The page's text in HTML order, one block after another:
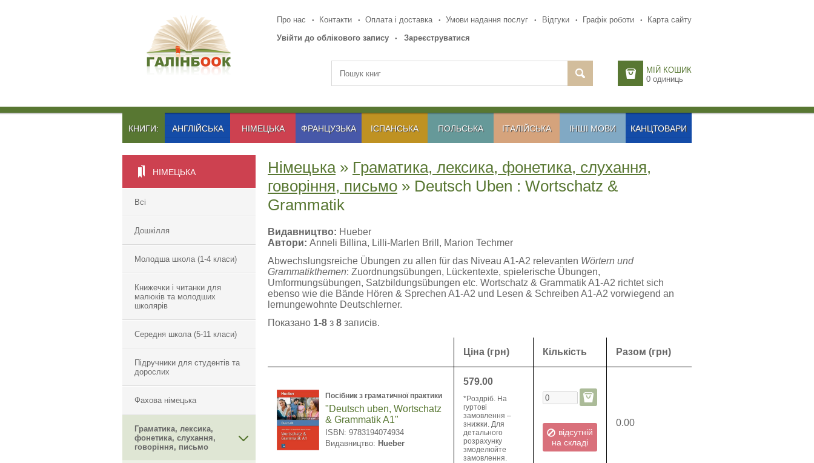
Про нас Контакти Оплата і доставка Умови надання послуг Відгуки Графік роботи
Карта сайту
Увійти до облікового запису
Зареєструватися
МІЙ КОШИК
0 одиниць
КНИГИ: АНГЛІЙСЬКА НІМЕЦЬКА ФРАНЦУЗЬКА ІСПАНСЬКА ПОЛЬСЬКА ІТАЛІЙСЬКА ІНШІ МОВИ КАНЦТОВАРИ
НІМЕЦЬКА
Всі
Дошкілля
Молодша школа (1-4 класи)
Книжечки і читанки для
малюків та молодших
школярів
Середня школа (5-11 класи)
Підручники для студентів та
дорослих
Фахова німецька
Граматика, лексика,
фонетика, слухання,
говоріння, письмо
Німецька» Граматика, лексика, фонетика, слухання,
говоріння, письмо » Deutsch Uben : Wortschatz &
Grammatik
Видавництво: Hueber
Автори: Anneli Billina, Lilli-Marlen Brill, Marion Techmer
Abwechslungsreiche Übungen zu allen für das Niveau A1-A2 relevanten Wörtern und
Grammatikthemen: Zuordnungsübungen, Lückentexte, spielerische Übungen,
Umformungsübungen, Satzbildungsübungen etc. Wortschatz & Grammatik A1-A2 richtet sich
ebenso wie die Bände Hören & Sprechen A1-A2 und Lesen & Schreiben A1-A2 vorwiegend an
lernungewohnte Deutschlerner.
Показано 1-8 з 8 записів.
Ціна (грн) Кількість Разом (грн)
Посібник з граматичної практики
"Deutsch uben, Wortschatz
& Grammatik A1"
ISBN: 9783194074934
Видавництво: Hueber
579.00
*Pоздріб. На
гуртові
замовлення –
знижки. Для
детального
розрахунку
змоделюйте
замовлення.
відсутній
на складі
0.00